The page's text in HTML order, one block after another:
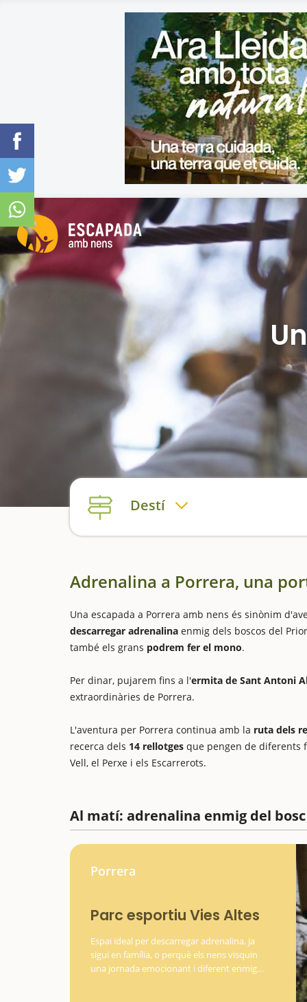
Destí
Adrenalina a Porrera, una
Una escapada a Porrera amb nens és sinònim
descarregar adrenalina enmig dels boscos del
també els grans podrem fer el mono.
Per dinar, pujarem fins a l'ermita de Sant Antoni
extraordinàries de Porrera.
L'aventura per Porrera continua amb la ruta dels
recerca dels 14 rellotges que pengen de diferents
Vell, el Perxe i els Escarrerots.
Al matí: adrenalina enmig del bosc
Porrera
Parc esportiu Vies Altes
Espai ideal per descarregar adrenalina, ja
sigui en família, o perquè els nens visquin
una jornada emocionant i diferent enmig